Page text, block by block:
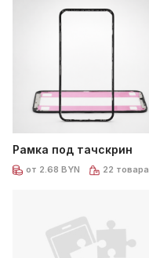
Рамка под тачскрин
от 2.68 BYN 22 товара